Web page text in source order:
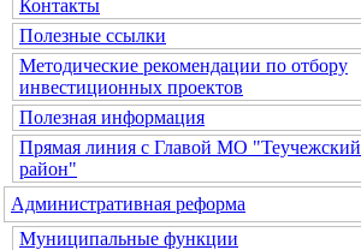
Контакты
Полезные ссылки
Методические рекомендации по отбору
инвестиционных проектов
Полезная информация
Прямая линия с Главой МО "Теучежский
район"
Административная реформа
Муниципальные функции